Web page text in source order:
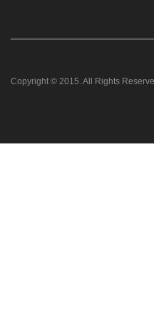
Copyright © 2015. All Rights